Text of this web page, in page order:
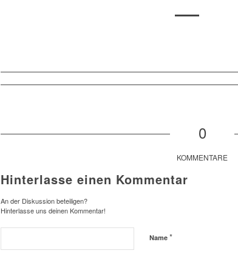
0
KOMMENTARE
Hinterlasse einen Kommentar
An der Diskussion beteiligen?
Hinterlasse uns deinen Kommentar!
Name *